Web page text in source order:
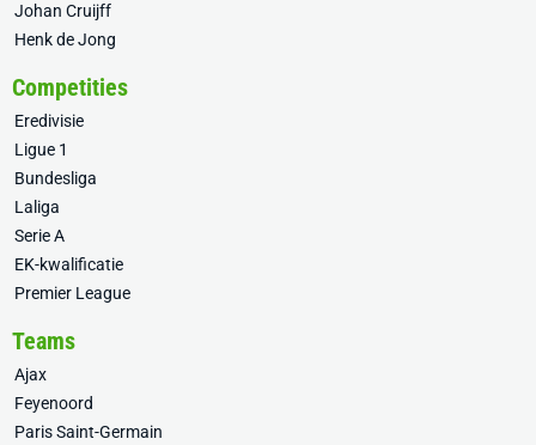
Johan Cruijff
Henk de Jong
Competities
Eredivisie
Ligue 1
Bundesliga
Laliga
Serie A
EK-kwalificatie
Premier League
Teams
Ajax
Feyenoord
Paris Saint-Germain